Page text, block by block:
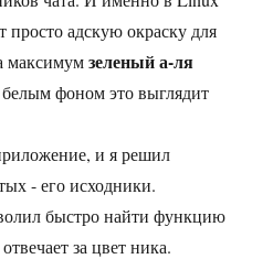
просто адскую окраску для
максимумзеленый а-ля
фоном это выглядит
и я решил
- его исходники.
быстро найти функцию
за цвет ника.